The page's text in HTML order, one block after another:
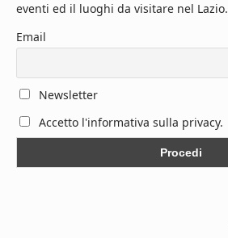
eventi ed il luoghi da visitare nel Lazio.
Email
Newsletter
Accetto l'informativa sulla privacy.